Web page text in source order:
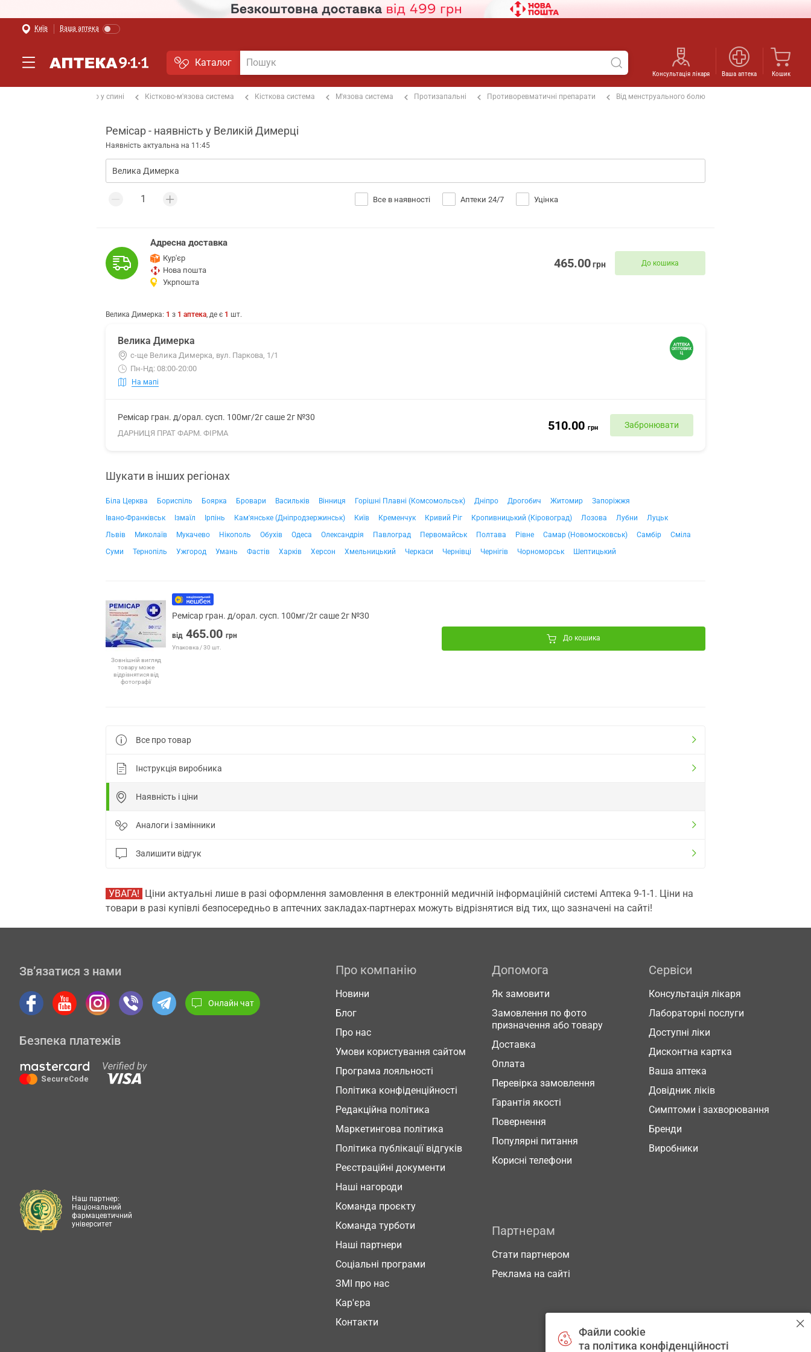
Київ Ваша аптека
Каталог
Консультація лікаря Ваша аптека Кошик
Від болю у спині Кістково-м'язова система Кісткова система М'язова система Протизапальні Противоревматичні препарати Від менструального болю
Ремісар - наявність у Великій Димерці
Наявність актуальна на 11:45
Все в наявності Аптеки 24/7 Уцінка
Адресна доставка
Кур'єр
Нова пошта
Укрпошта
465.00грн До кошика
Велика Димерка: 1 з 1 аптека, де є 1 шт.
Велика Димерка
с-ще Велика Димерка, вул. Паркова, 1/1
Пн-Нд: 08:00-20:00
На мапі
Ремісар гран. д/орал. сусп. 100мг/2г саше 2г №30
ДАРНИЦЯ ПРАТ ФАРМ. ФІРМА
510.00 грн Забронювати
Шукати в інших регіонах
Біла Церква Бориспіль Боярка Бровари Васильків Вінниця Горішні Плавні (Комсомольськ) Дніпро Дрогобич Житомир
Запоріжжя
Івано-Франківськ
Ізмаїл Ірпінь Кам'янське (Дніпродзержинськ) Київ Кременчук Кривий Ріг Кропивницький (Кіровоград) Лозова Лубни
Луцьк
Львів
Миколаїв Мукачево Нікополь Обухів Одеса Олександрія Павлоград Первомайськ Полтава Рівне Самар (Новомосковськ) Самбір
Сміла
Суми
Тернопіль Ужгород Умань Фастів Харків Херсон Хмельницький Черкаси Чернівці Чернігів Чорноморськ Шептицький
Зовнішній вигляд
товару може
відрізнятися від
фотографії
Ремісар гран. д/орал. сусп. 100мг/2г саше 2г №30
від 465.00 грн
Упаковка / 30 шт.
До кошика
Все про товар
Інструкція виробника
Наявність і ціни
Аналоги і замінники
Залишити відгук
УВАГА! Ціни актуальні лише в разі оформлення замовлення в електронній медичній інформаційній системі Аптека 9-1-1. Ціни на
товари в разі купівлі безпосередньо в аптечних закладах-партнерах можуть відрізнятися від тих, що зазначені на сайті!
Зв’язатися з нами
Онлайн чат
Безпека платежів
Про компанію
Новини
Блог
Про нас
Умови користування сайтом
Програма лояльності
Політика конфіденційності
Редакційна політика
Маркетингова політика
Політика публікації відгуків
Реєстраційні документи
Наші нагороди
Команда проєкту
Команда турботи
Наші партнери
Соціальні програми
ЗМІ про нас
Кар'єра
Контакти
Допомога
Як замовити
Замовлення по фото
призначення або товару
Доставка
Оплата
Перевірка замовлення
Гарантія якості
Повернення
Популярні питання
Корисні телефони
Сервіси
Консультація лікаря
Лабораторні послуги
Доступні ліки
Дисконтна картка
Ваша аптека
Довідник ліків
Симптоми і захворювання
Бренди
Виробники
Партнерам
Стати партнером
Реклама на сайті
Наш партнер:
Національний
фармацевтичний
університет
Файли cookie
та політика конфіденційності